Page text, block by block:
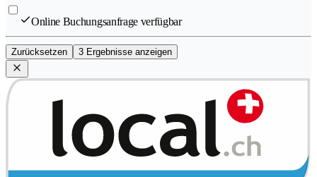
Online Buchungsanfrage verfügbar
Zurücksetzen 3 Ergebnisse anzeigen